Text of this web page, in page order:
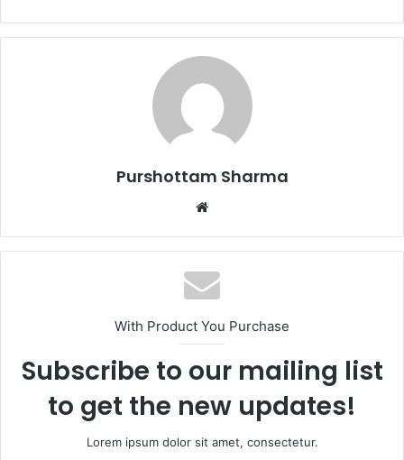
Purshottam Sharma
b
s
i
e
With Product You Purchase
Subscribe to our mailing list
to get the new updates!
Lorem ipsum dolor sit amet, consectetur.